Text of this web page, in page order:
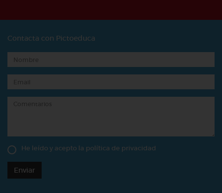
Contacta con Pictoeduca
He leído y acepto la política de privacidad
Enviar